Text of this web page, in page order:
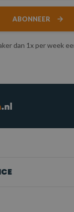
ABONNEER
dan 1x per week